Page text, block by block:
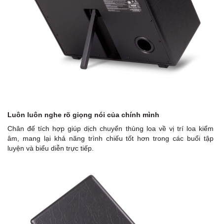
Luôn luôn nghe rõ giọng nói của chính mình
Chân đế tích hợp giúp dịch chuyển thùng loa về vị trí loa kiểm
âm, mang lại khả năng trình chiếu tốt hơn trong các buổi tập
luyện và biểu diễn trực tiếp.